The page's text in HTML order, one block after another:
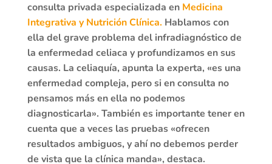
consulta privada especializada en Medicina
Integrativa y Nutrición Clínica.Hablamos con
ella del grave problema del infradiagnóstico de
la enfermedad celiaca y profundizamos en sus
causas. La celiaquía, apunta la experta, «es una
enfermedad compleja, pero si en consulta no
pensamos más en ella no podemos
diagnosticarla». También es importante tener en
cuenta que a veces las pruebas «ofrecen
resultados ambiguos, y ahí no debemos perder
de vista que la clínica manda», destaca.